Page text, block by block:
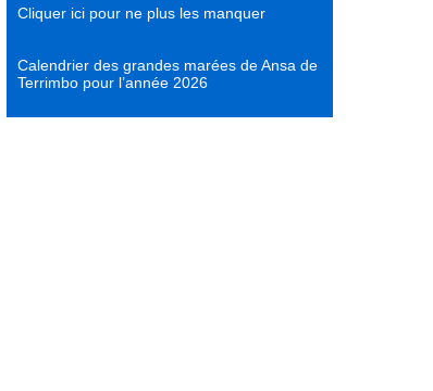
Cliquer ici pour ne plus les manquer
Calendrier des grandes marées de Ansa de
Terrimbo pour l’année 2026